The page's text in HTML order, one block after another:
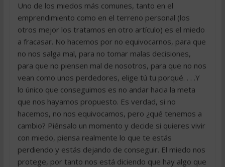
Uno de los miedos más comunes, tanto en el
emprendimiento como en el terreno personal (los
otros mejor los tratamos en otro artículo) es el miedo
a fracasar. No hacemos por no equivocarnos, para que
no nos salga mal, para no tomar malas decisiones,
para que no piensen mal de nosotros, para que no nos
vean como unos perdedores, elige tú tu porqué. . . .Y
lo único que conseguimos es no andar hacia la meta
que nos hayamos propuesto. Es verdad, si no
hacemos, no nos equivocamos, pero ¿qué tenemos a
cambio? Piénsalo un momento y decide si quieres vivir
con miedo, piensa realmente lo que te estás
perdiendo y estás dejando de conseguir. El miedo nos
protege, por tanto nos está diciendo que hay algo que